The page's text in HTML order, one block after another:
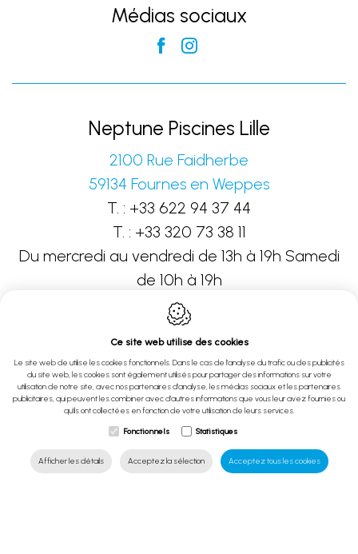
Médias sociaux
Neptune Piscines Lille
2100 Rue Faidherbe
59134 Fournes en Weppes
T. : +33 622 94 37 44
T. : +33 320 73 38 11
Du mercredi au vendredi de 13h à 19h Samedi
de 10h à 19h
Neptune Piscines Belgique
Rue Pont de Pierre 12
Frasnes-lez-Anvaing
+32 474 28 44 28
Sur rendez-vous
Ce site web utilise des cookies
Le site web de utilise les cookies fonctionnels. Dans le cas de l'analyse du trafic ou des publicités
du site web, les cookies sont également utilisés pour partager des informations sur votre
utilisation de notre site, avec nos partenaires d'analyse, les médias sociaux et les partenaires
publicitaires, qui peuvent les combiner avec d'autres informations que vous leur avez fournies ou
qu'ils ont collectées en fonction de votre utilisation de leurs services.
Fonctionnels
Statistiques
Afficher les détails Acceptez la sélection Acceptez tous les cookies